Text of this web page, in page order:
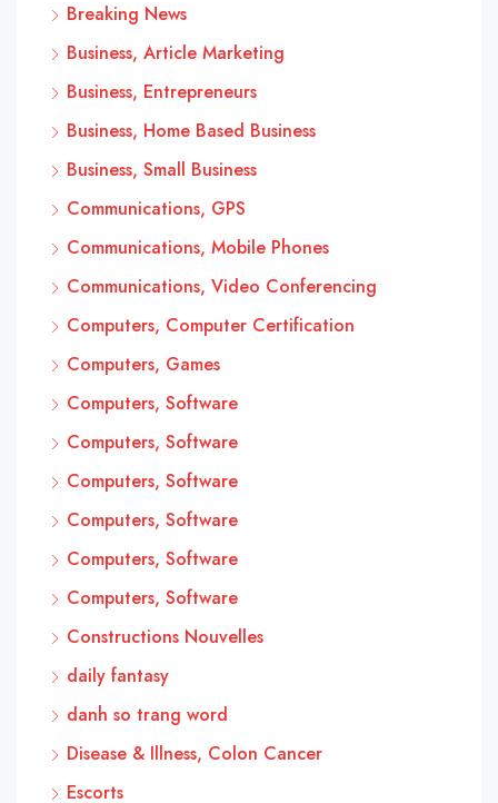
Breaking News
Business, Article Marketing
Business, Entrepreneurs
Business, Home Based Business
Business, Small Business
Communications, GPS
Communications, Mobile Phones
Communications, Video Conferencing
Computers, Computer Certification
Computers, Games
Computers, Software
Computers, Software
Computers, Software
Computers, Software
Computers, Software
Computers, Software
Constructions Nouvelles
daily fantasy
danh so trang word
Disease & Illness, Colon Cancer
Escorts